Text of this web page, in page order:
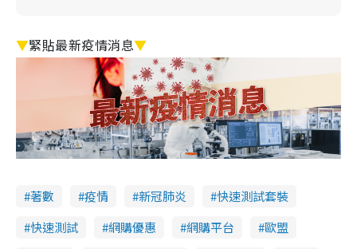
▼緊貼最新疫情消息▼
著數 疫情 新冠肺炎
快速測試套裝
快速測試
網購優惠 網購平台
歐盟